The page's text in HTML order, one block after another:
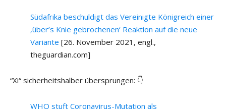
Südafrika beschuldigt das Vereinigte Königreich einer
‚über’s Knie gebrochenen‘ Reaktion auf die neue
Variante [26. November 2021, engl.,
theguardian.com]
“Xi“ sicherheitshalber übersprungen: 👇
WHO stuft Coronavirus-Mutation als